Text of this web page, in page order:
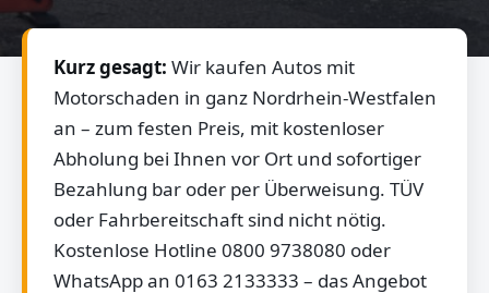
Kurz gesagt: Wir kaufen Autos mit
Motorschaden in ganz Nordrhein-Westfalen
an – zum festen Preis, mit kostenloser
Abholung bei Ihnen vor Ort und sofortiger
Bezahlung bar oder per Überweisung. TÜV
oder Fahrbereitschaft sind nicht nötig.
Kostenlose Hotline 0800 9738080 oder
WhatsApp an 0163 2133333 – das Angebot